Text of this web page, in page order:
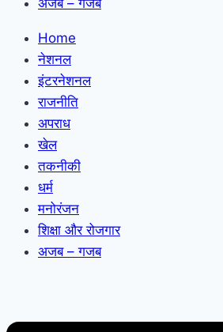
अजब – गजब
Home
नेशनल
इंटरनेशनल
राजनीति
अपराध
खेल
तकनीकी
धर्म
मनोरंजन
शिक्षा और रोजगार
अजब – गजब